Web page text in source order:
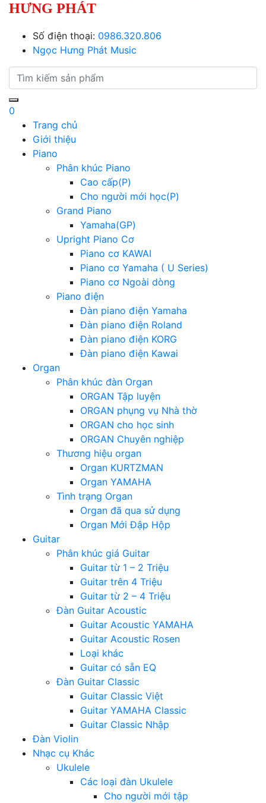
HƯNG PHÁT
Số điện thoại: 0986.320.806
Ngọc Hưng Phát Music
0
Trang chủ
Giới thiệu
Piano
Phân khúc Piano
Cao cấp(P)
Cho người mới học(P)
Grand Piano
Yamaha(GP)
Upright Piano Cơ
Piano cơ KAWAI
Piano cơ Yamaha ( U Series)
Piano cơ Ngoài dòng
Piano điện
Đàn piano điện Yamaha
Đàn piano điện Roland
Đàn piano điện KORG
Đàn piano điện Kawai
Organ
Phân khúc đàn Organ
ORGAN Tập luyện
ORGAN phụng vụ Nhà thờ
ORGAN cho học sinh
ORGAN Chuyên nghiệp
Thương hiệu organ
Organ KURTZMAN
Organ YAMAHA
Tình trạng Organ
Organ đã qua sử dụng
Organ Mới Đập Hộp
Guitar
Phân khúc giá Guitar
Guitar từ 1 – 2 Triệu
Guitar trên 4 Triệu
Guitar từ 2 – 4 Triệu
Đàn Guitar Acoustic
Guitar Acoustic YAMAHA
Guitar Acoustic Rosen
Loại khác
Guitar có sẵn EQ
Đàn Guitar Classic
Guitar Classic Việt
Guitar YAMAHA Classic
Guitar Classic Nhập
Đàn Violin
Nhạc cụ Khác
Ukulele
Các loại đàn Ukulele
Cho người mới tập